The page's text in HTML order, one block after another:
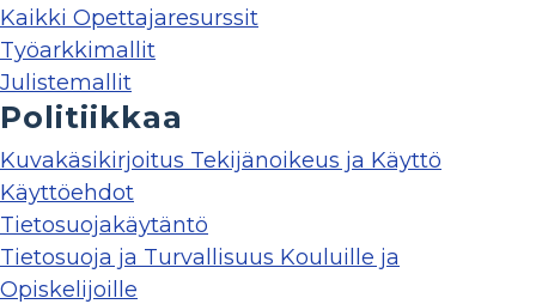
Kaikki Opettajaresurssit
Työarkkimallit
Julistemallit
Politiikkaa
Kuvakäsikirjoitus Tekijänoikeus ja Käyttö
Käyttöehdot
Tietosuojakäytäntö
Tietosuoja ja Turvallisuus Kouluille ja
Opiskelijoille